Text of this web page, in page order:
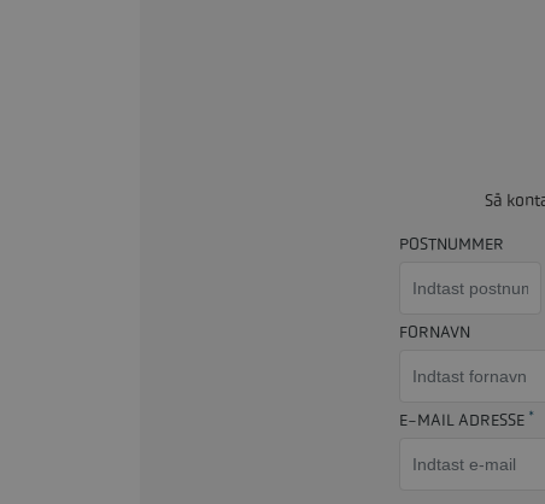
Så
POSTNUMMER
FORNAVN
E-MAIL ADRESSE *